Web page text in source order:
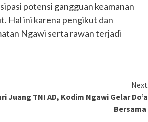
potensi gangguan keamanan
Hal ini karena pengikut dan
Ngawi serta rawan terjadi
Next
Juang TNI AD, Kodim Ngawi Gelar Do’a
Bersama